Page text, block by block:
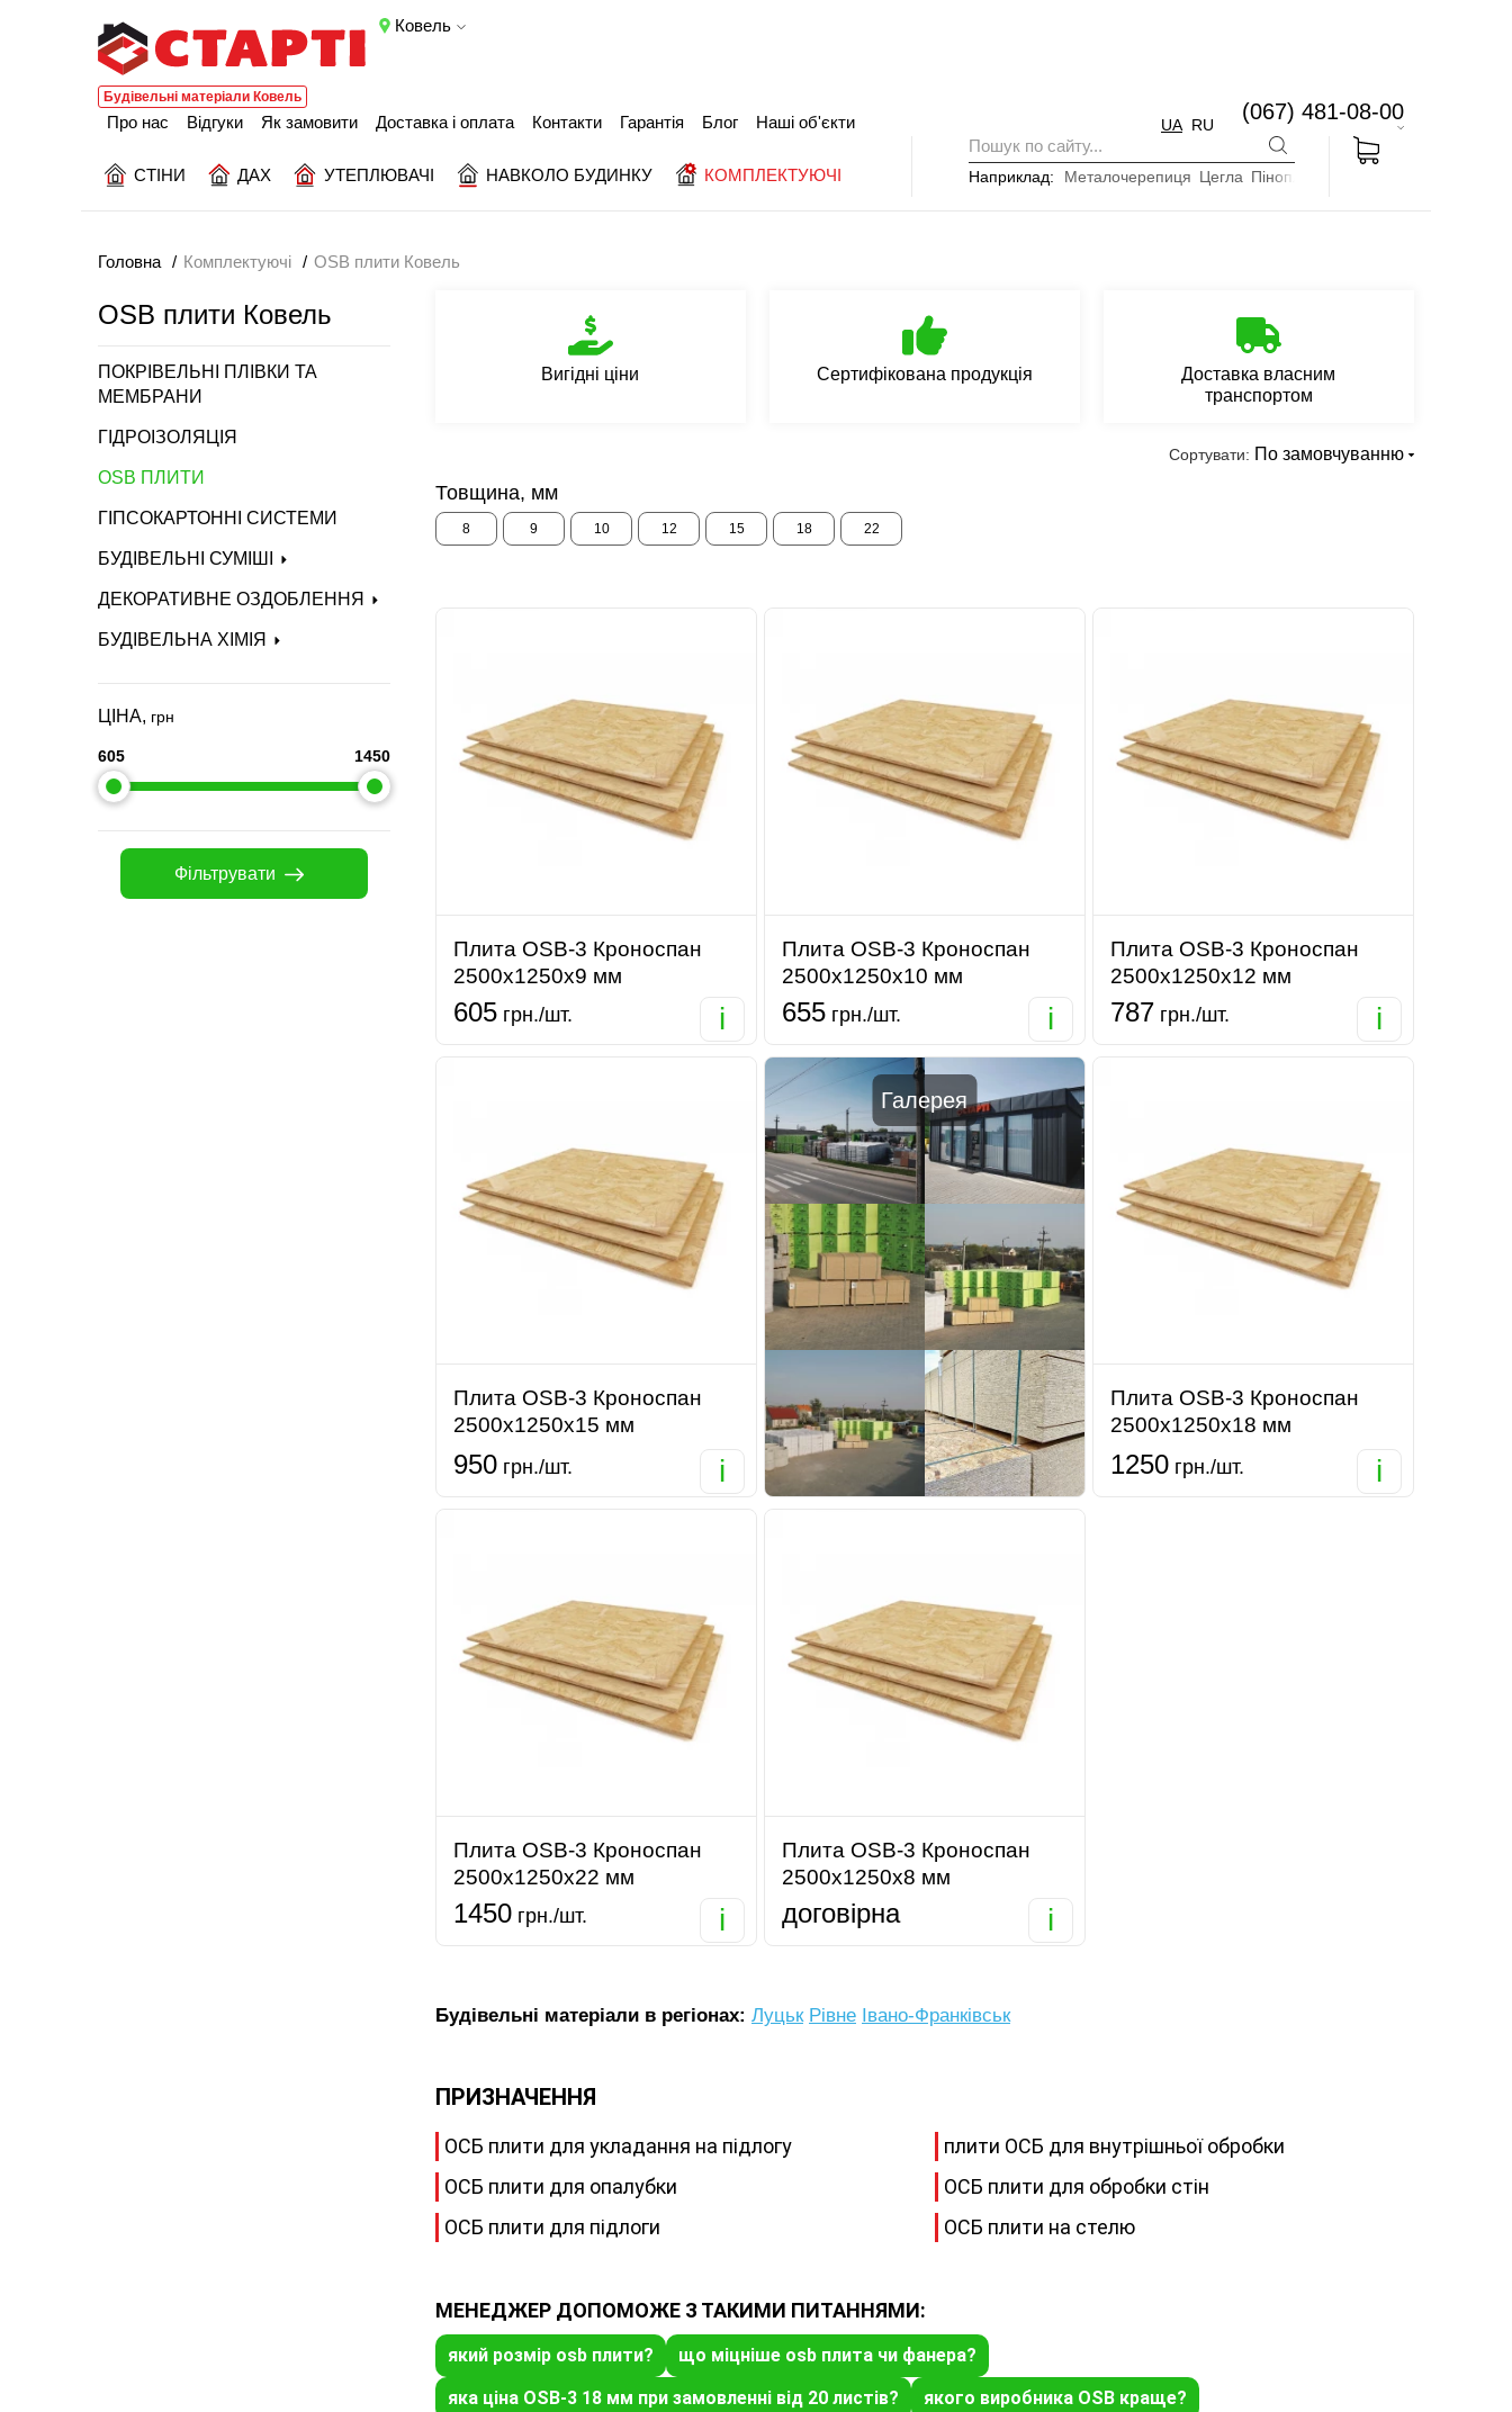
Ковель
Будівельні матеріали Ковель
Наприклад: Металочерепиця Цегла Пінопласт
СТІНИ ДАХ УТЕПЛЮВАЧІ НАВКОЛО БУДИНКУ КОМПЛЕКТУЮЧІ
(067) 481-08-00
Про нас Відгуки Як замовити Доставка і оплата Контакти Гарантія Блог Наші об'єкти UA RU
Головна Комплектуючі OSB плити Ковель
OSB плити Ковель
ПОКРІВЕЛЬНІ ПЛІВКИ ТА
МЕМБРАНИ
ГІДРОІЗОЛЯЦІЯ
OSB ПЛИТИ
ГІПСОКАРТОННІ СИСТЕМИ
БУДІВЕЛЬНІ СУМІШІ
ДЕКОРАТИВНЕ ОЗДОБЛЕННЯ
БУДІВЕЛЬНА ХІМІЯ
Вигідні ціни Сертифікована продукція
Доставка власним
транспортом
Сортувати: По замовчуванню
Товщина, мм
8 9 10 12 15 18 22
Плита OSB-3 Кроноспан
2500х1250х9 мм
605 грн./шт. i
Плита OSB-3 Кроноспан
2500х1250х10 мм
655грн./шт. i
Плита OSB-3 Кроноспан
2500х1250х12 мм
787 грн./шт. i
Плита OSB-3 Кроноспан
2500х1250х15 мм
950 грн./шт. i
Галерея
Плита OSB-3 Кроноспан
2500х1250х18 мм
1250грн./шт. i
Плита OSB-3 Кроноспан
2500х1250х22 мм
1450 грн./шт. i
Плита OSB-3 Кроноспан
2500х1250х8 мм
договірна i
Будівельні матеріали в регіонах: Луцьк Рівне Івано-Франківськ
ПРИЗНАЧЕННЯ
ОСБ плити для укладання на підлогу
ОСБ плити для опалубки
ОСБ плити для підлоги
плити ОСБ для внутрішньої обробки
ОСБ плити для обробки стін
ОСБ плити на стелю
МЕНЕДЖЕР ДОПОМОЖЕ З ТАКИМИ ПИТАННЯМИ:
який розмір osb плити?
що міцніше osb плита чи фанера?
яка ціна OSB-3 18 мм при замовленні від 20 листів?
якого виробника OSB краще?
ЦІНА, грн
605 1450
Фільтрувати